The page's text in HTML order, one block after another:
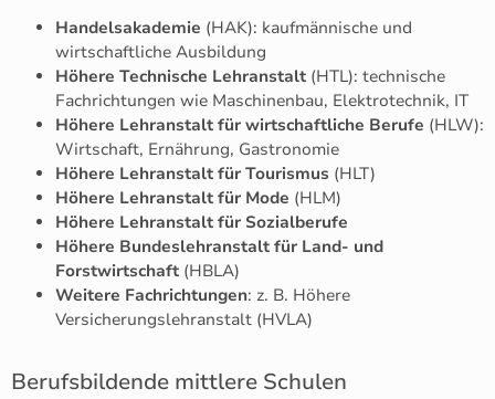
Handelsakademie (HAK): kaufmännische und
wirtschaftliche Ausbildung
Höhere Technische Lehranstalt (HTL): technische
Fachrichtungen wie Maschinenbau, Elektrotechnik, IT
Höhere Lehranstalt für wirtschaftliche Berufe (HLW):
Wirtschaft, Ernährung, Gastronomie
Höhere Lehranstalt für Tourismus (HLT)
Höhere Lehranstalt für Mode (HLM)
Höhere Lehranstalt für Sozialberufe
Höhere Bundeslehranstalt für Land- und
Forstwirtschaft (HBLA)
Weitere Fachrichtungen: z. B. Höhere
Versicherungslehranstalt (HVLA)
Berufsbildende mittlere Schulen